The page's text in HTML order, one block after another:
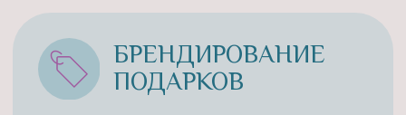
изготовление корпоративных
профессионализм, нестандартность,
творческий подход и
клиентоориентированность!